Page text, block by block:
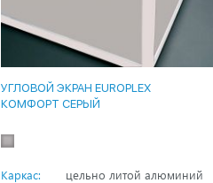
УГЛОВОЙ ЭКРАН EUROPLEX
КОМФОРТ СЕРЫЙ
Каркас:
цельно литой алюминий